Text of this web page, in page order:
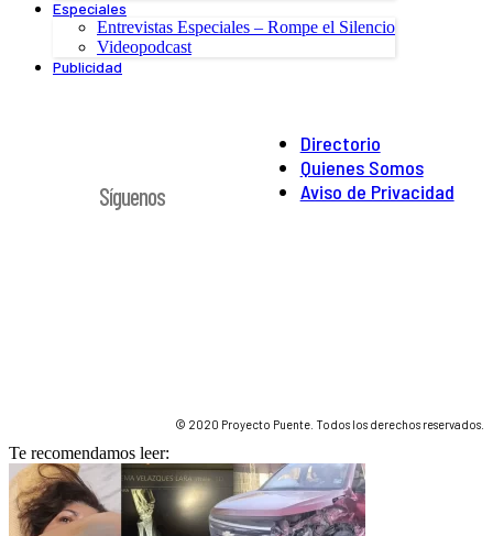
Especiales
Entrevistas Especiales – Rompe el Silencio
Videopodcast
Publicidad
Directorio
Quienes Somos
Aviso de Privacidad
Síguenos
© 2020 Proyecto Puente. Todos los derechos reservados.
Te recomendamos leer: